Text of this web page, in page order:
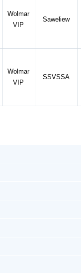
Wolmar
VIP
Saweliew
Wolmar
VIP
SSVSSA